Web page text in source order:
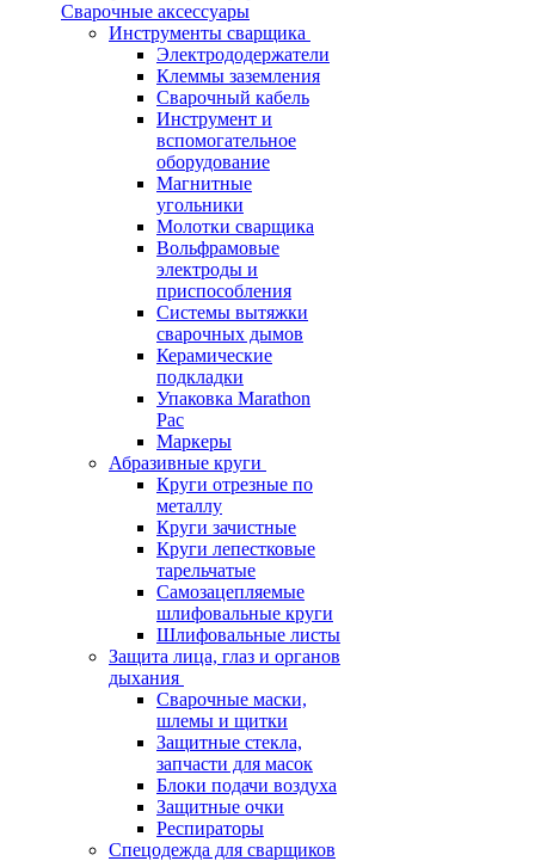
Сварочные аксессуары
Инструменты сварщика
Электрододержатели
Клеммы заземления
Сварочный кабель
Инструмент и
вспомогательное
оборудование
Магнитные
угольники
Молотки сварщика
Вольфрамовые
электроды и
приспособления
Системы вытяжки
сварочных дымов
Керамические
подкладки
Упаковка Marathon
Pac
Маркеры
Абразивные круги
Круги отрезные по
металлу
Круги зачистные
Круги лепестковые
тарельчатые
Самозацепляемые
шлифовальные круги
Шлифовальные листы
Защита лица, глаз и органов
дыхания
Сварочные маски,
шлемы и щитки
Защитные стекла,
запчасти для масок
Блоки подачи воздуха
Защитные очки
Респираторы
Спецодежда для сварщиков